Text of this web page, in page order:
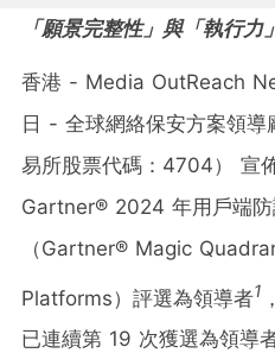
「願景完整性」與「執行力
香港 - Media OutReach
日 - 全球網絡保安方案領導
易所股票代碼：4704） 宣
Gartner® 2024 年用戶端防
（Gartner® Magic
Platforms）評選為領導者1
已連續第 19 次獲選為領導者